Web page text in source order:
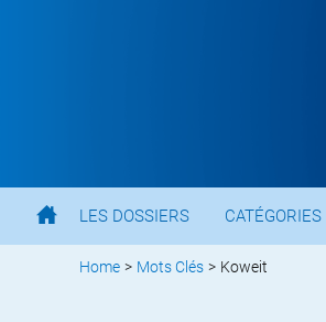
LES DOSSIERS CATÉGORIES
Home > Mots Clés > Koweit